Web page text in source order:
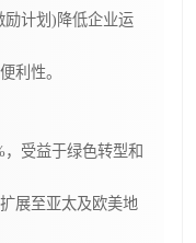
计划)降低企业运
利性。
受益于绿色转型和
展至亚太及欧美地